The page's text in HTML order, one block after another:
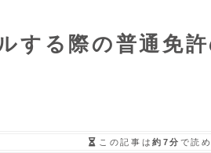
する際の普通免
この記事は約7分 で読